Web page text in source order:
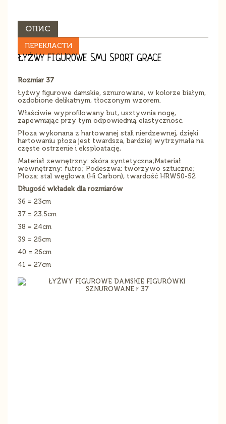
ОПИС
ПЕРЕКЛАСТИ
ŁYŻWY FIGUROWE SMJ SPORT GRACE
Rozmiar 37
Łyżwy figurowe damskie, sznurowane, w kolorze białym,
ozdobione delikatnym, tłoczonym wzorem.
Właściwie wyprofilowany but, usztywnia nogę,
zapewniając przy tym odpowiednią elastyczność.
Płoza wykonana z hartowanej stali nierdzewnej, dzięki
hartowaniu płoza jest twardsza, bardziej wytrzymała na
częste ostrzenie i eksploatację,
Materiał zewnętrzny: skóra syntetyczna;Materiał
wewnętrzny: futro; Podeszwa: tworzywo sztuczne;
Płoza: stal węglowa (Hi Carbon), twardość HRW50-52
Długość wkładek dla rozmiarów
36 = 23cm
37 = 23.5cm
38 = 24cm
39 = 25cm
40 = 26cm
41 = 27cm